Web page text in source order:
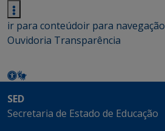
ir para conteúdoir para navegação
Ouvidoria Transparência
SED
Secretaria de Estado de Educação